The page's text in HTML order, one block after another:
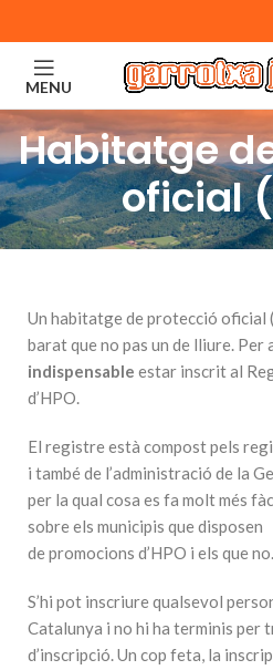
MENU
Habitatge
oficial
Un habitatge de protecció oficial
barat que no pas un de lliure. Per
indispensable estar inscrit al
d’HPO.
El registre està compost pels
i també de l’administració de la
per la qual cosa es fa molt més
sobre els municipis que disposen
de promocions d’HPO i els que no.
S’hi pot inscriure qualsevol
Catalunya i no hi ha terminis per
d’inscripció. Un cop feta, la